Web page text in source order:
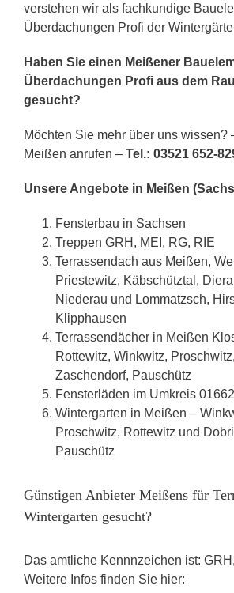
verstehen wir als fachkundige
Überdachungen Profi der
Haben Sie einen Meißener
Überdachungen Profi aus dem
gesucht?
Möchten Sie mehr über uns wissen?
Meißen anrufen – Tel.: 03521 652-
Unsere Angebote in Meißen
Fensterbau in Sachsen
Treppen GRH, MEI, RG, RIE
Terrassendach aus Meißen,
Priestewitz, Käbschütztal,
Niederau und Lommatzsch,
Klipphausen
Terrassendächer in Meißen
Rottewitz, Winkwitz,
Zaschendorf, Pauschütz
Fensterläden im Umkreis
Wintergarten in Meißen –
Proschwitz, Rottewitz und
Pauschütz
Günstigen Anbieter Meißens für
Wintergarten gesucht?
Das amtliche Kennnzeichen ist:
Weitere Infos finden Sie hier: